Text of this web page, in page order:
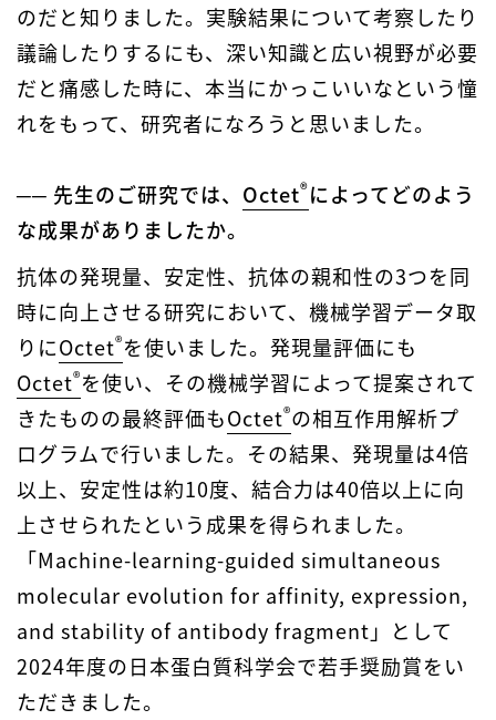
のだと知りました。実験結果について考察したり
議論したりするにも、深い知識と広い視野が必要
だと痛感した時に、本当にかっこいいなという憧
れをもって、研究者になろうと思いました。
── 先生のご研究では、 Octet®によってどのよう
な成果がありましたか。
抗体の発現量、安定性、抗体の親和性の3つを同
時に向上させる研究において、機械学習データ取
りにOctet®を使いました。発現量評価にも
Octet®を使い、その機械学習によって提案されて
きたものの最終評価もOctet®の相互作用解析プ
ログラムで行いました。その結果、発現量は4倍
以上、安定性は約10度、結合力は40倍以上に向
上させられたという成果を得られました。
「Machine-learning-guided simultaneous
molecular evolution for affinity, expression,
and stability of antibody fragment」として
2024年度の日本蛋白質科学会で若手奨励賞をい
ただきました。